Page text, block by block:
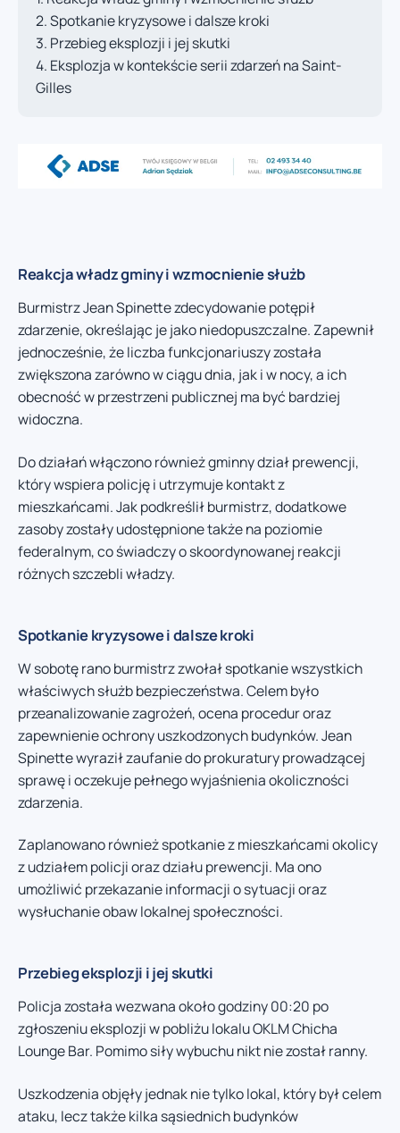
Spotkanie kryzysowe i dalsze kroki
Przebieg eksplozji i jej skutki
Eksplozja w kontekście serii zdarzeń na Saint-
Gilles
Reakcja władz gminy i wzmocnienie służb
Burmistrz Jean Spinette zdecydowanie potępił
zdarzenie, określając je jako niedopuszczalne. Zapewnił
jednocześnie, że liczba funkcjonariuszy została
zwiększona zarówno w ciągu dnia, jak i w nocy, a ich
obecność w przestrzeni publicznej ma być bardziej
widoczna.
Do działań włączono również gminny dział prewencji,
który wspiera policję i utrzymuje kontakt z
mieszkańcami. Jak podkreślił burmistrz, dodatkowe
zasoby zostały udostępnione także na poziomie
federalnym, co świadczy o skoordynowanej reakcji
różnych szczebli władzy.
Spotkanie kryzysowe i dalsze kroki
W sobotę rano burmistrz zwołał spotkanie wszystkich
właściwych służb bezpieczeństwa. Celem było
przeanalizowanie zagrożeń, ocena procedur oraz
zapewnienie ochrony uszkodzonych budynków. Jean
Spinette wyraził zaufanie do prokuratury prowadzącej
sprawę i oczekuje pełnego wyjaśnienia okoliczności
zdarzenia.
Zaplanowano również spotkanie z mieszkańcami okolicy
z udziałem policji oraz działu prewencji. Ma ono
umożliwić przekazanie informacji o sytuacji oraz
wysłuchanie obaw lokalnej społeczności.
Przebieg eksplozji i jej skutki
Policja została wezwana około godziny 00:20 po
zgłoszeniu eksplozji w pobliżu lokalu OKLM Chicha
Lounge Bar. Pomimo siły wybuchu nikt nie został ranny.
Uszkodzenia objęły jednak nie tylko lokal, który był celem
ataku, lecz także kilka sąsiednich budynków